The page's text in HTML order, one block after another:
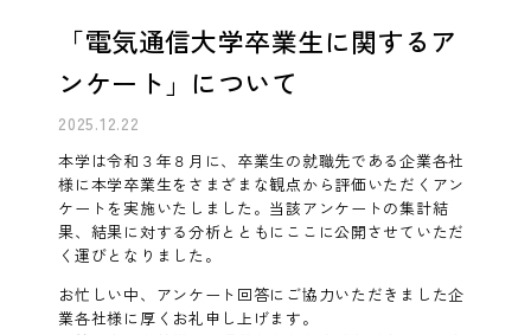
「電気通信大学卒業生に関するア
ンケート」について
2025.12.22
本学は令和３年８月に、卒業生の就職先である企業各社
様に本学卒業生をさまざまな観点から評価いただくアン
ケートを実施いたしました。当該アンケートの集計結
果、結果に対する分析とともにここに公開させていただ
く運びとなりました。
お忙しい中、アンケート回答にご協力いただきました企
業各社様に厚くお礼申し上げます。